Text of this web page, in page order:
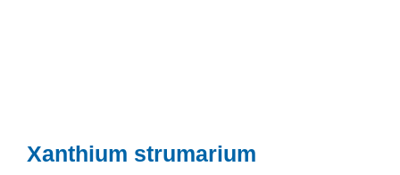
Xanthium strumarium